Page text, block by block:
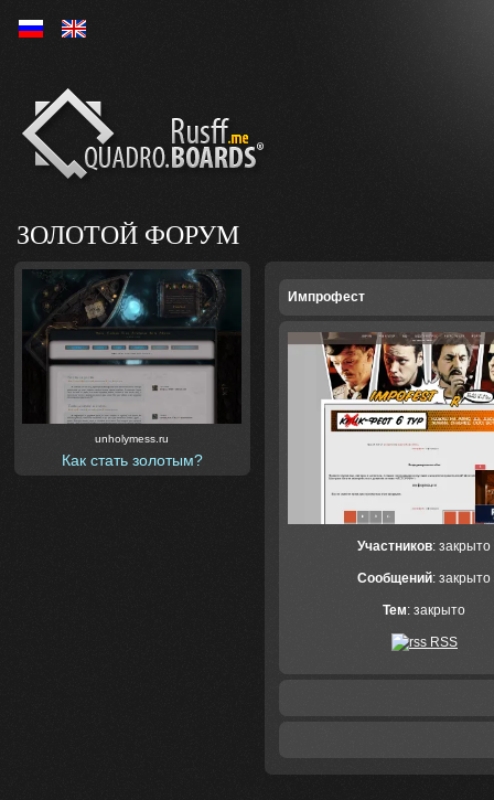
Ру En
ЗОЛОТОЙ ФОРУМ
unholymess.ru
Как стать золотым?
Импрофест
Участников: закрыто
Сообщений: закрыто
Тем: закрыто
RSS